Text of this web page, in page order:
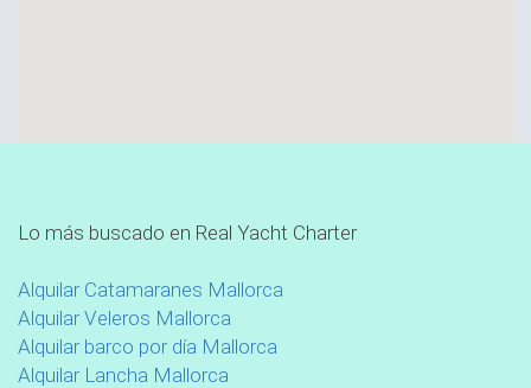
Lo más buscado en Real Yacht Charter
Alquilar Catamaranes Mallorca
Alquilar Veleros Mallorca
Alquilar barco por día Mallorca
Alquilar Lancha Mallorca